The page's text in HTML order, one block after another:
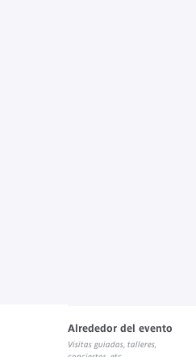
Alrededor del evento
Visitas guiadas, talleres,